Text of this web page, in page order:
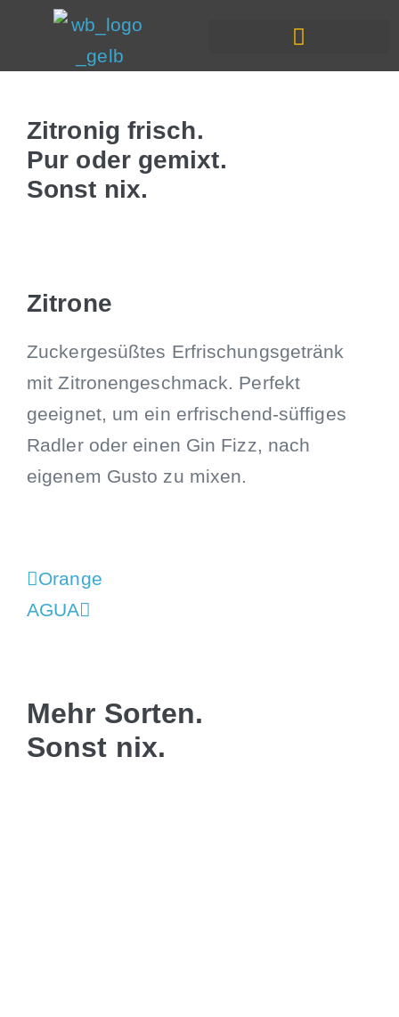
Zitronig frisch.
Pur oder gemixt.
Sonst nix.
Zitrone
Zuckergesüßtes Erfrischungsgetränk
mit Zitronengeschmack. Perfekt
geeignet, um ein erfrischend-süffiges
Radler oder einen Gin Fizz, nach
eigenem Gusto zu mixen.
Orange
AGUA
Mehr Sorten.
Sonst nix.